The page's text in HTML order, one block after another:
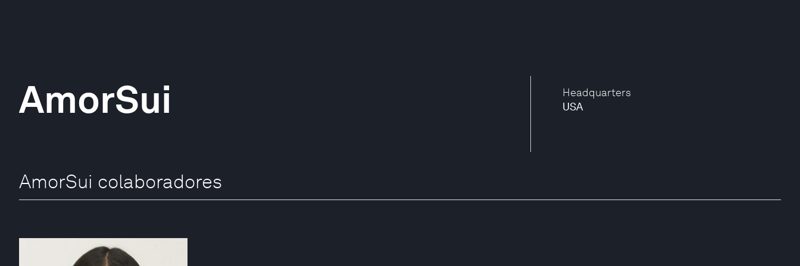
Headquarters
USA
AmorSui
AmorSui colaboradores